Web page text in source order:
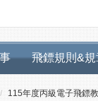
飛鏢規則&
115年度丙級電子飛鏢